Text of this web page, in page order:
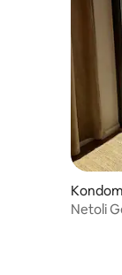
Netoli